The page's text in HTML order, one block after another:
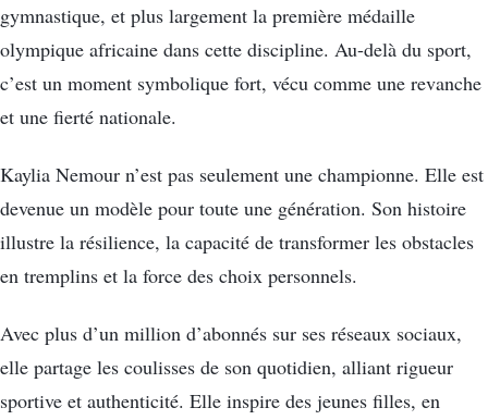
gymnastique, et plus largement la première médaille
olympique africaine dans cette discipline. Au-delà du sport,
c’est un moment symbolique fort, vécu comme une revanche
et une fierté nationale.
Kaylia Nemour n’est pas seulement une championne. Elle est
devenue un modèle pour toute une génération. Son histoire
illustre la résilience, la capacité de transformer les obstacles
en tremplins et la force des choix personnels.
Avec plus d’un million d’abonnés sur ses réseaux sociaux,
elle partage les coulisses de son quotidien, alliant rigueur
sportive et authenticité. Elle inspire des jeunes filles, en